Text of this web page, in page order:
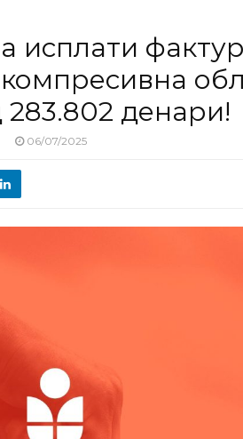
исплати
283.802 денари!
06/07/2025